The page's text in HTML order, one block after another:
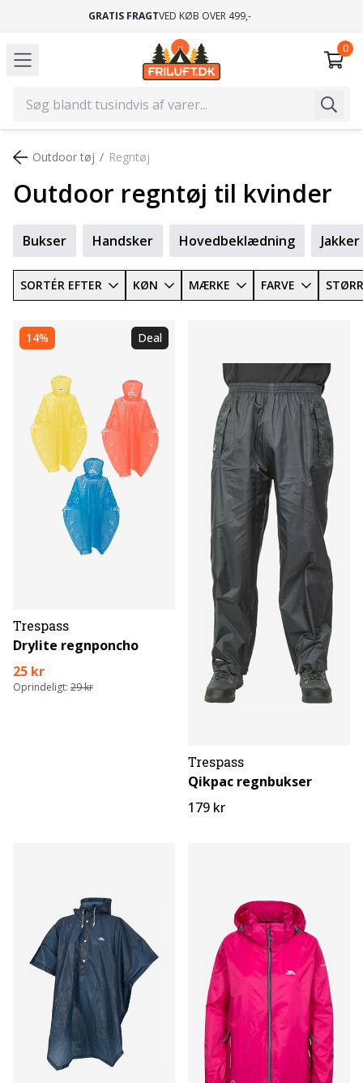
GRATIS FRAGTVED KØB OVER 499,-
Bukser Handsker Hovedbeklædning Jakker
Outdoor tøj Regntøj
Outdoor regntøj til kvinder
SORTÉR EFTER KØN MÆRKE FARVE
14% Deal
Trespass
Drylite regnponcho
25 kr
Oprindeligt: 29 kr
Trespass
Qikpac regnbukser
179 kr